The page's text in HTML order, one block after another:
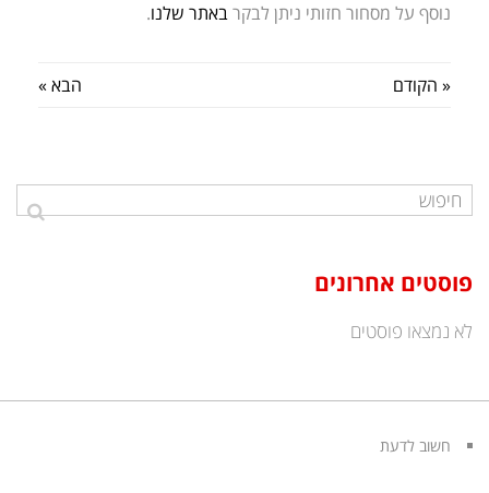
נוסף על מסחור חזותי ניתן לבקרבאתר שלנו.
« הקודם הבא »
פוסטים אחרונים
לא נמצאו פוסטים
חשוב לדעת